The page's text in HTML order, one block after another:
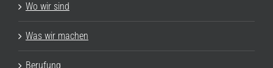
Wo wir sind
Was wir machen
Berufung